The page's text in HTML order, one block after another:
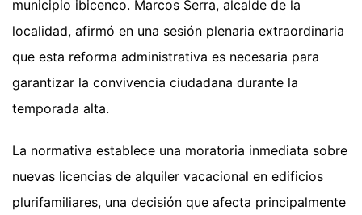
municipio ibicenco. Marcos Serra, alcalde de la
localidad, afirmó en una sesión plenaria extraordinaria
que esta reforma administrativa es necesaria para
garantizar la convivencia ciudadana durante la
temporada alta.
La normativa establece una moratoria inmediata sobre
nuevas licencias de alquiler vacacional en edificios
plurifamiliares, una decisión que afecta principalmente